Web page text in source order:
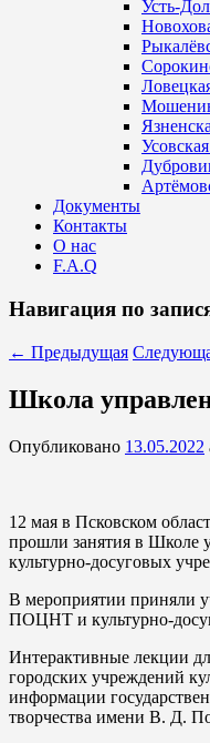
Усть-
Документы
Контакты
О нас
F.A.Q
Навигация по
← Предыдущая
Школа
Опубликовано 13.05.2022
12 мая в Псковском
прошли занятия в Школе
культурно-досуговых
В мероприятии приняли
ПОЦНТ и культурно-
Интерактивные лекции
городских учреждений
информации
творчества имени В. Д.